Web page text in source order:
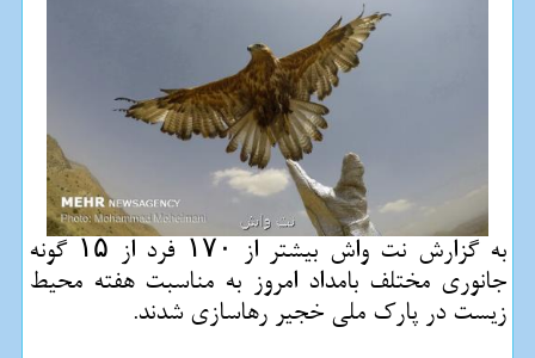
به گزارش نت واش بیشتر از ۱۷۰ فرد از ۱۵ گونه
جانوری مختلف بامداد امروز به مناسبت هفته محیط
زیست در پارك ملی خجیر رهاسازی شدند.